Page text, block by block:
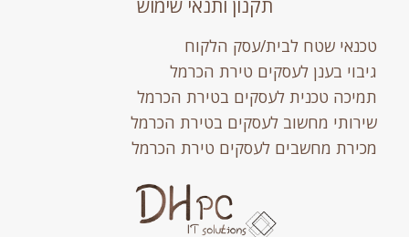
תקנון ותנאי שימוש
טכנאי שטח לבית/עסק הלקוח
גיבוי בענן לעסקים טירת הכרמל
תמיכה טכנית לעסקים בטירת הכרמל
שירותי מחשוב לעסקים בטירת הכרמל
מכירת מחשבים לעסקים טירת הכרמל